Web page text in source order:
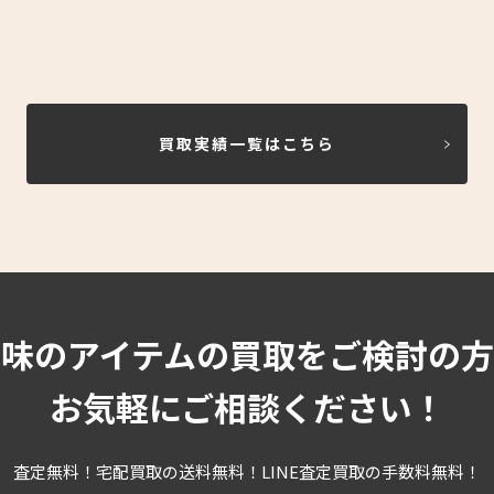
買取実績一覧はこちら
のアイテムの買取をご検討の
お気軽にご相談ください！
査定無料！宅配買取の送料無料！LINE査定買取の手数料無料！